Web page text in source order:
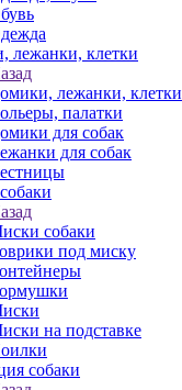
лежанки, клетки
лежанки, клетки
палатки
для собак
для собак
собаки
под миску
на подставке
собаки